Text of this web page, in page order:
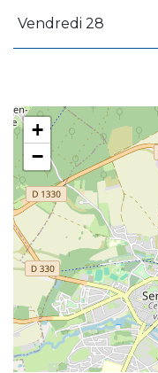
Vendredi 28
+
−